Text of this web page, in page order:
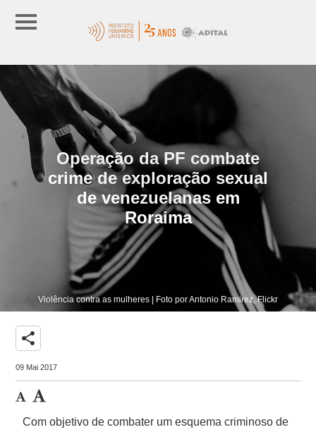
Operação da PF combate
crime de exploração sexual
de venezuelanas em
Roraima
Violência contra as mulheres | Foto por Antonio Ramirez, Flickr
share
09 Mai 2017
Com objetivo de combater um esquema criminoso de